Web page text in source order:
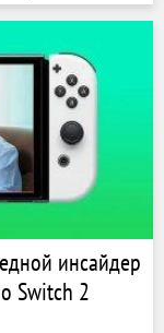
инсайдер
Switch 2